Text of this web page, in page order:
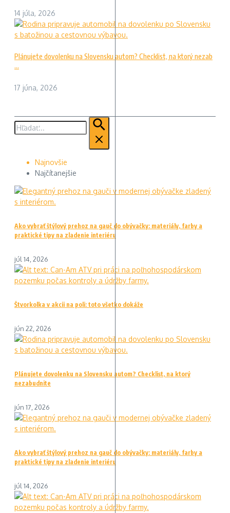
14 júla, 2026
Plánujete dovolenku na Slovensku autom? Checklist, na ktorý nezab
...
17 júna, 2026
Hľadať:
Najnovšie
Najčítanejšie
Ako vybrať štýlový prehoz na gauč do obývačky: materiály, farby a
praktické tipy na zladenie interiéru
júl 14, 2026
Štvorkolka v akcii na poli: toto všetko dokáže
jún 22, 2026
Plánujete dovolenku na Slovensku autom? Checklist, na ktorý
nezabudnite
jún 17, 2026
Ako vybrať štýlový prehoz na gauč do obývačky: materiály, farby a
praktické tipy na zladenie interiéru
júl 14, 2026